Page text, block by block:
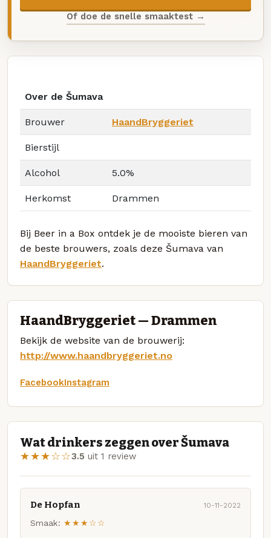
Of doe de snelle smaaktest →
Over de Šumava
Brouwer HaandBryggeriet
Bierstijl
Alcohol 5.0%
Herkomst Drammen
Bij Beer in a Box ontdek je de mooiste bieren van
de beste brouwers, zoals deze Šumava van
HaandBryggeriet.
HaandBryggeriet — Drammen
Bekijk de website van de brouwerij:
http://www.haandbryggeriet.no
FacebookInstagram
Wat drinkers zeggen over Šumava
★★★☆☆3.5 uit 1 review
De Hopfan 10-11-2022
Smaak: ★★★☆☆